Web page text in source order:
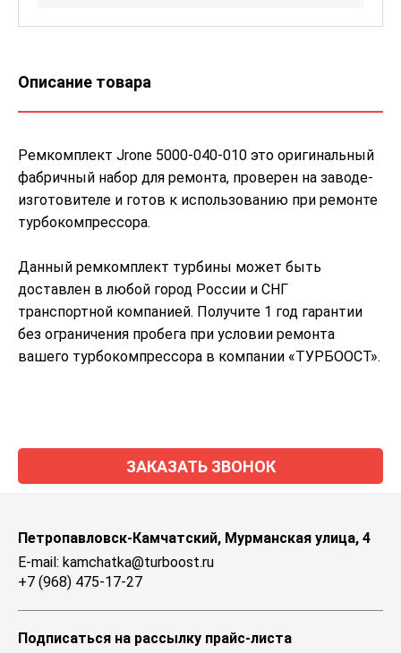
Описание товара
Ремкомплект Jrone 5000-040-010 это оригинальный
фабричный набор для ремонта, проверен на заводе-
изготовителе и готов к использованию при ремонте
турбокомпрессора.
Данный ремкомплект турбины может быть
доставлен в любой город России и СНГ
транспортной компанией. Получите 1 год гарантии
без ограничения пробега при условии ремонта
вашего турбокомпрессора в компании «ТУРБООСТ».
ЗАКАЗАТЬ ЗВОНОК
Петропавловск-Камчатский, Мурманская улица, 4
E-mail: kamchatka@turboost.ru
+7 (968) 475-17-27
Подписаться на рассылку прайс-листа